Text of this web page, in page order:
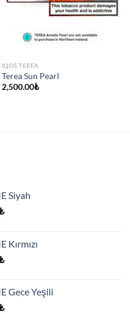
IQOS TEREA
Terea Sun Pearl
2,500.00₺
Siyah
Şu
7,500.00₺.
Kırmızı
Şu
7,500.00₺.
Gece Yeşili
Şu